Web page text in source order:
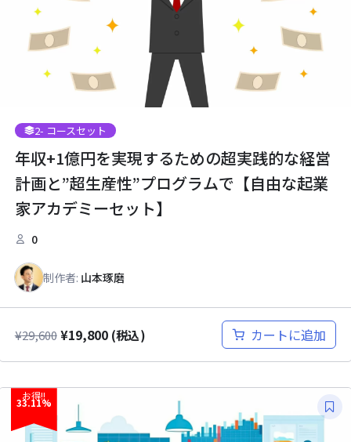
2- コースセット
年収+1億円を実現するための超実践的な経営
計画と”超生産性”プログラムで【自由な起業
家アカデミーセット】
0
制作者: 山本琢磨
¥29,600 ¥19,800 (税込) カートに追加
お得!!
33.11%